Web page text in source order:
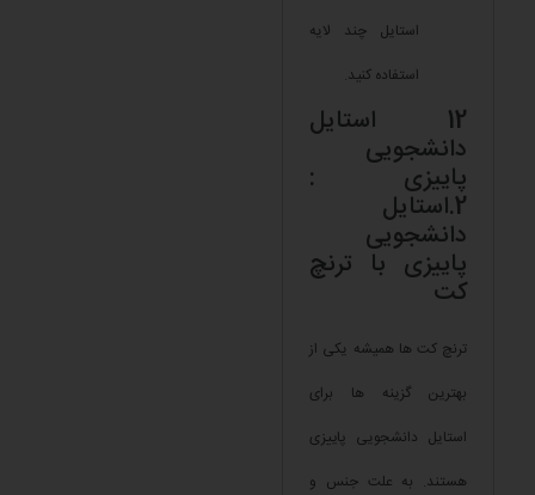
استایل چند لایه
استفاده کنید.
12 استایل
دانشجویی
پاییزی :
2.استایل
دانشجویی
پاییزی با ترنچ
کت
ترنچ کت ها همیشه یکی از
بهترین گزینه ها برای
استایل دانشجویی پاییزی
هستند. به علت جنس و